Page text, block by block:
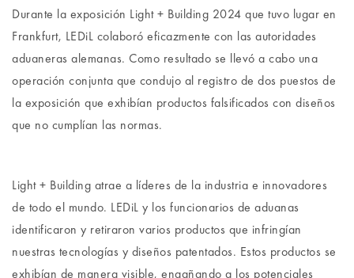
Durante la exposición Light + Building 2024 que tuvo lugar en
Frankfurt, LEDiL colaboró eficazmente con las autoridades
aduaneras alemanas. Como resultado se llevó a cabo una
operación conjunta que condujo al registro de dos puestos de
la exposición que exhibían productos falsificados con diseños
que no cumplían las normas.
Light + Building atrae a líderes de la industria e innovadores
de todo el mundo. LEDiL y los funcionarios de aduanas
identificaron y retiraron varios productos que infringían
nuestras tecnologías y diseños patentados. Estos productos se
exhibían de manera visible, engañando a los potenciales